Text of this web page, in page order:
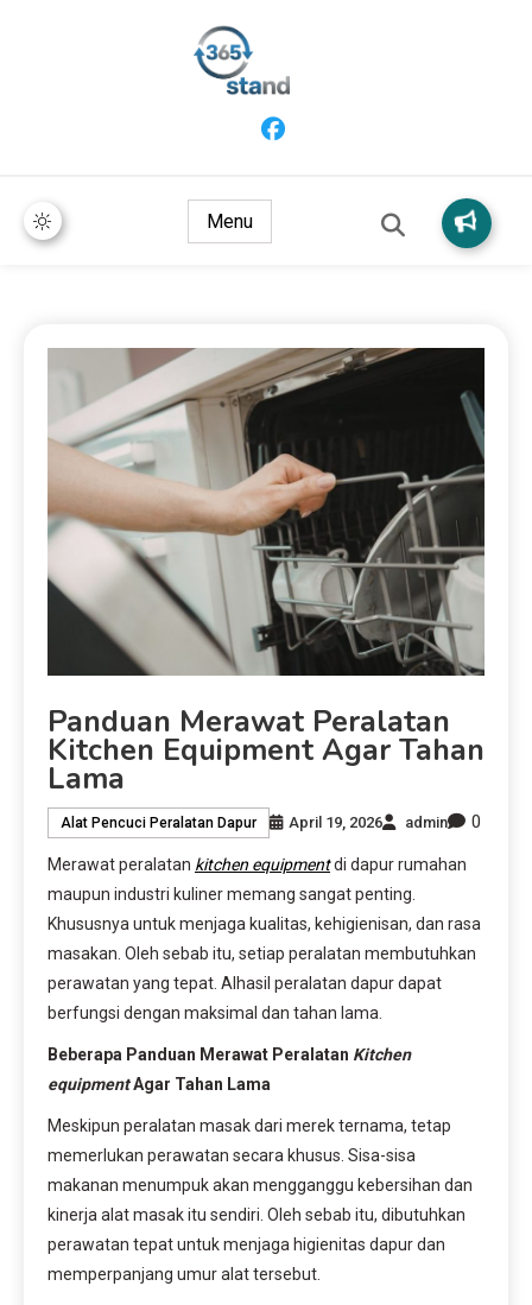
Menu
Panduan Merawat Peralatan
Kitchen Equipment Agar Tahan
Lama
Alat Pencuci Peralatan Dapur April 19, 2026 admin 0
Merawat peralatan kitchen equipmentdi dapur rumahan
maupun industri kuliner memang sangat penting.
Khususnya untuk menjaga kualitas, kehigienisan, dan rasa
masakan. Oleh sebab itu, setiap peralatan membutuhkan
perawatan yang tepat. Alhasil peralatan dapur dapat
berfungsi dengan maksimal dan tahan lama.
Beberapa Panduan Merawat Peralatan Kitchen
equipmentAgar Tahan Lama
Meskipun peralatan masak dari merek ternama, tetap
memerlukan perawatan secara khusus. Sisa-sisa
makanan menumpuk akan mengganggu kebersihan dan
kinerja alat masak itu sendiri. Oleh sebab itu, dibutuhkan
perawatan tepat untuk menjaga higienitas dapur dan
memperpanjang umur alat tersebut.